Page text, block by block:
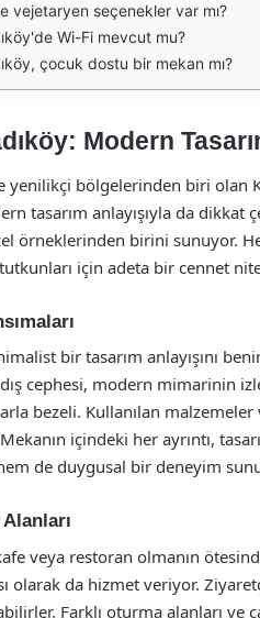
vejetaryen seçenekler var mı?
Wi-Fi mevcut mu?
çocuk dostu bir mekan mı?
Modern
yenilikçi bölgelerinden biri olan
tasarım anlayışıyla da dikkat
örneklerinden birini sunuyor.
için adeta bir cennet
bir tasarım anlayışını
cephesi, modern mimarinin
bezeli. Kullanılan
içindeki her ayrıntı,
de duygusal bir deneyim
veya restoran olmanın
olarak da hizmet veriyor.
Farklı oturma alanları ve